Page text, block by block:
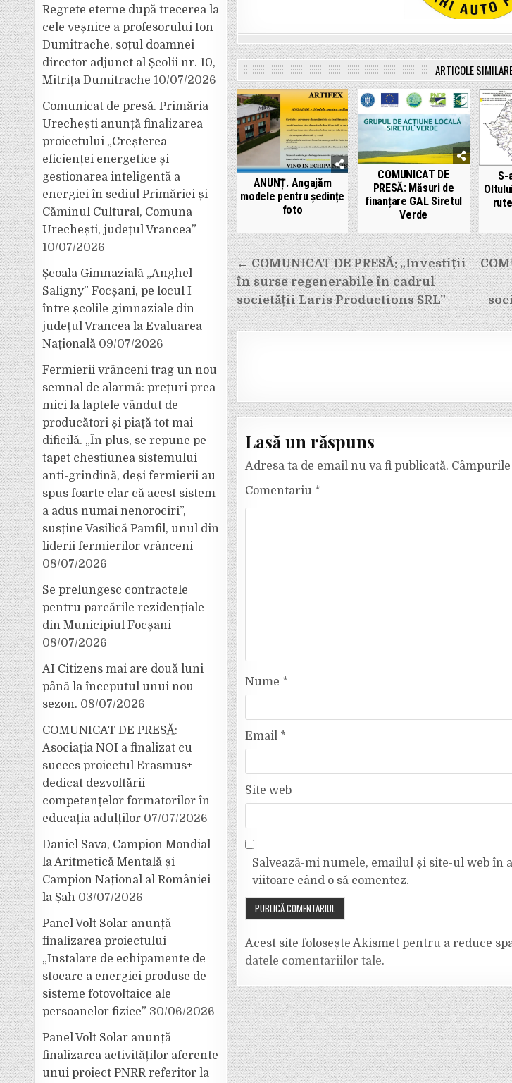
ARTICOLE
ANUNȚ. Angajăm
modele pentru ședințe
foto
COMUNICAT DE
PRESĂ: Măsuri de
finanțare GAL Siretul
Verde
S-
Navigare
în
articole
← COMUNICAT DE PRESĂ: „Investiții
în surse regenerabile în cadrul
societății Laris Productions SRL”
Lasă un răspuns
Adresa ta de email nu va fi publicată.
Comentariu *
Nume *
Email *
Site web
Salvează-mi numele, emailul și site-ul web în
viitoare când o să comentez.
Acest site folosește Akismet pentru a reduce
datele comentariilor tale.
Regrete eterne după trecerea la
cele veșnice a profesorului Ion
Dumitrache, soțul doamnei
director adjunct al Școlii nr. 10,
Mitrița Dumitrache 10/07/2026
Comunicat de presă. Primăria
Urechești anunță finalizarea
proiectului „Creșterea
eficienței energetice și
gestionarea inteligentă a
energiei în sediul Primăriei și
Căminul Cultural, Comuna
Urechești, județul Vrancea”
10/07/2026
Școala Gimnazială „Anghel
Saligny” Focșani, pe locul I
între școlile gimnaziale din
județul Vrancea la Evaluarea
Națională 09/07/2026
Fermierii vrânceni trag un nou
semnal de alarmă: prețuri prea
mici la laptele vândut de
producători și piață tot mai
dificilă. „În plus, se repune pe
tapet chestiunea sistemului
anti-grindină, deși fermierii au
spus foarte clar că acest sistem
a adus numai nenorociri”,
susține Vasilică Pamfil, unul din
liderii fermierilor vrânceni
08/07/2026
Se prelungesc contractele
pentru parcările rezidențiale
din Municipiul Focșani
08/07/2026
AI Citizens mai are două luni
până la începutul unui nou
sezon. 08/07/2026
COMUNICAT DE PRESĂ:
Asociația NOI a finalizat cu
succes proiectul Erasmus+
dedicat dezvoltării
competențelor formatorilor în
educația adulților 07/07/2026
Daniel Sava, Campion Mondial
la Aritmetică Mentală și
Campion Național al României
la Șah 03/07/2026
Panel Volt Solar anunță
finalizarea proiectului
„Instalare de echipamente de
stocare a energiei produse de
sisteme fotovoltaice ale
persoanelor fizice” 30/06/2026
Panel Volt Solar anunță
finalizarea activităților aferente
unui proiect PNRR referitor la